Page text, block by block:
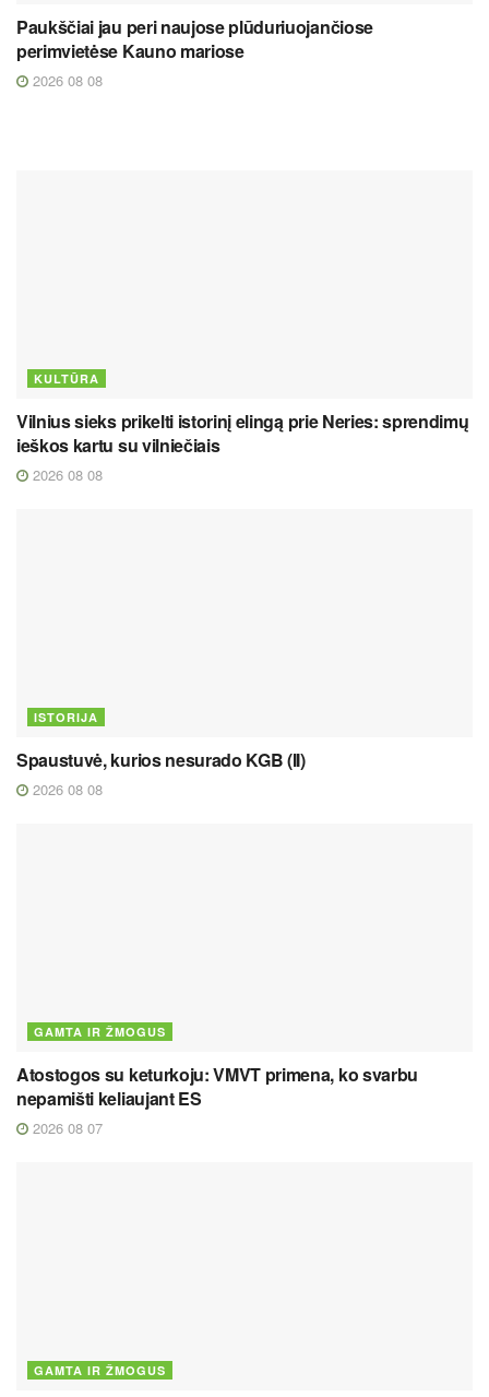
Paukščiai jau peri naujose plūduriuojančiose
perimvietėse Kauno mariose
2026 08 08
KULTŪRA
Vilnius sieks prikelti istorinį elingą prie Neries: sprendimų
ieškos kartu su vilniečiais
2026 08 08
ISTORIJA
Spaustuvė, kurios nesurado KGB (II)
2026 08 08
GAMTA IR ŽMOGUS
Atostogos su keturkoju: VMVT primena, ko svarbu
nepamišti keliaujant ES
2026 08 07
GAMTA IR ŽMOGUS